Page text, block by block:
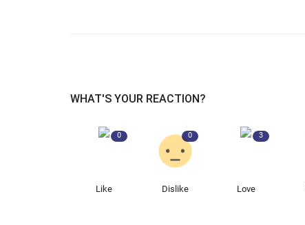
WHAT'S YOUR REACTION?
0
Like
0
Dislike
3
Love